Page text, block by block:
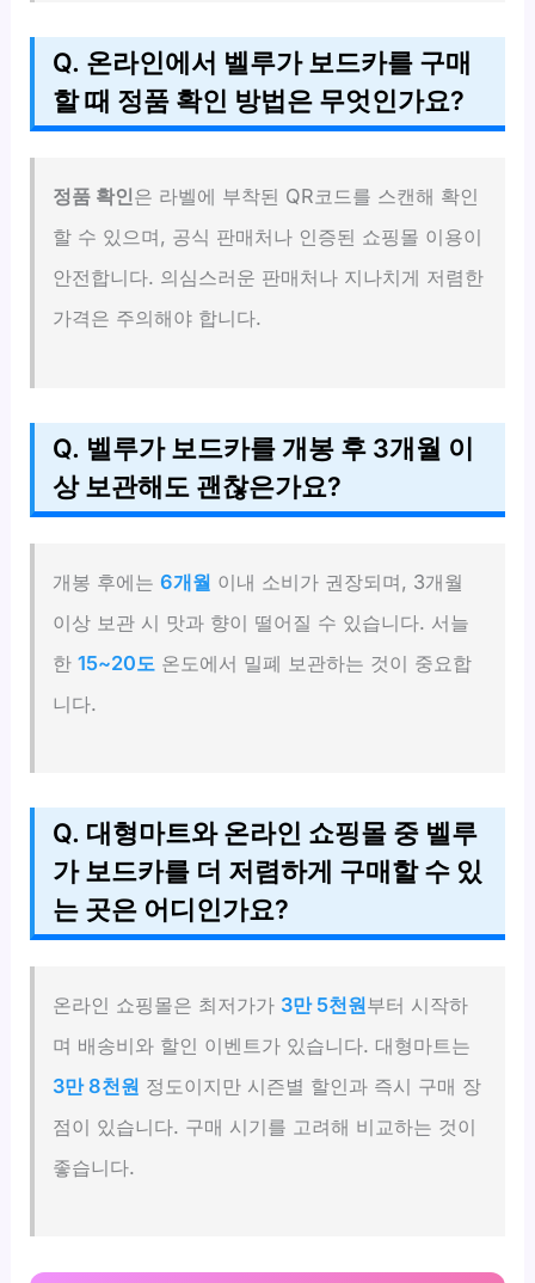
Q. 온라인에서 벨루가 보드카를 구매
할 때 정품 확인 방법은 무엇인가요?
정품 확인은 라벨에 부착된 QR코드를 스캔해 확인
할 수 있으며, 공식 판매처나 인증된 쇼핑몰 이용이
안전합니다. 의심스러운 판매처나 지나치게 저렴한
가격은 주의해야 합니다.
Q. 벨루가 보드카를 개봉 후 3개월 이
상 보관해도 괜찮은가요?
개봉 후에는6개월 이내 소비가 권장되며, 3개월
이상 보관 시 맛과 향이 떨어질 수 있습니다. 서늘
한15~20도 온도에서 밀폐 보관하는 것이 중요합
니다.
Q. 대형마트와 온라인 쇼핑몰 중 벨루
가 보드카를 더 저렴하게 구매할 수 있
는 곳은 어디인가요?
온라인 쇼핑몰은 최저가가 3만 5천원부터 시작하
며 배송비와 할인 이벤트가 있습니다. 대형마트는
3만 8천원 정도이지만 시즌별 할인과 즉시 구매 장
점이 있습니다. 구매 시기를 고려해 비교하는 것이
좋습니다.